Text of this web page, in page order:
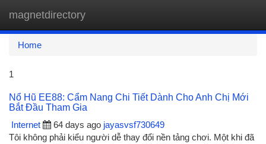
magnetdirectory
Home
1
Nổ Hũ EE88: Cẩm Nang Chi Tiết Dành Cho Anh Chị Mới
Bắt Đầu Tham Gia
Internet
64 days ago jayasvsf730649
Tôi không phải kiểu người dễ thay đổi nền tảng chơi. Một khi đã